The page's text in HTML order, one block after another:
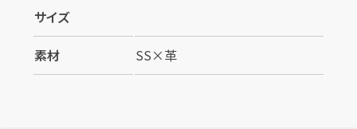
サイズ
素材
SS×革